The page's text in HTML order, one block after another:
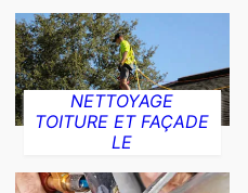
NETTOYAGE
TOITURE ET FAÇADE
LE